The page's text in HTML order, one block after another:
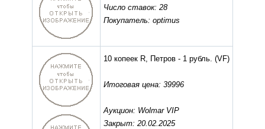
Число ставок: 28
Покупатель: optimus
10 копеек R, Петров - 1 рубль. (VF)
Итоговая цена: 39996
Аукцион: Wolmar VIP
Закрыт: 20.02.2025